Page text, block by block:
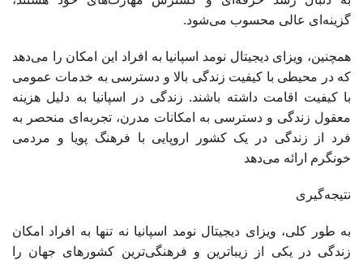
گزینه‌ای عالی محسوب می‌شود.
همچنین، ویزای دیجیتال نومد اسپانیا به افراد این امکان را می‌دهد
که در محیطی با کیفیت زندگی بالا و دسترسی به خدمات عمومی
با کیفیت اقامت داشته باشند. زندگی در اسپانیا به دلیل هزینه
معقول زندگی و دسترسی به امکانات مدرن، تجربه‌ای منحصر به
فرد از زندگی در یک کشور اروپایی با فرهنگ پویا و مردمی
خونگرم ارائه می‌دهد
نتیجه‌گیری
به طور کلی، ویزای دیجیتال نومد اسپانیا نه تنها به افراد امکان
زندگی در یکی از زیباترین و فرهنگی‌ترین کشورهای جهان را